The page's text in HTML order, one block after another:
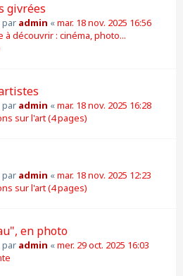
givrées
par admin «mar. 18 nov. 2025 16:56
à découvrir : cinéma, photo...
par admin «mar. 18 nov. 2025 16:28
sur l'art (4 pages)
par admin «mar. 18 nov. 2025 12:23
sur l'art (4 pages)
en photo
par admin «mer. 29 oct. 2025 16:03